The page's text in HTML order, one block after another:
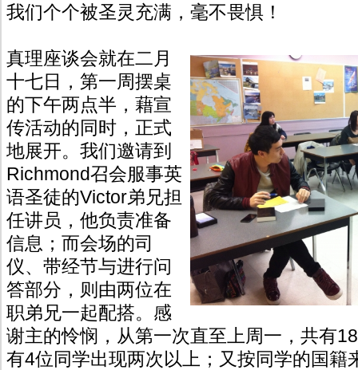
我们个个被圣灵充满，毫不畏惧！
真理座谈会就在二月
十七日，第一周摆桌
的下午两点半，藉宣
传活动的同时，正式
地展开。我们邀请到
Richmond召会服事英
语圣徒的Victor弟兄担
任讲员，他负责准备
信息；而会场的司
仪、带经节与进行问
答部分，则由两位在
职弟兄一起配搭。感
谢主的怜悯，从第一次直至上周一，共有
有4位同学出现两次以上；又按同学的国籍